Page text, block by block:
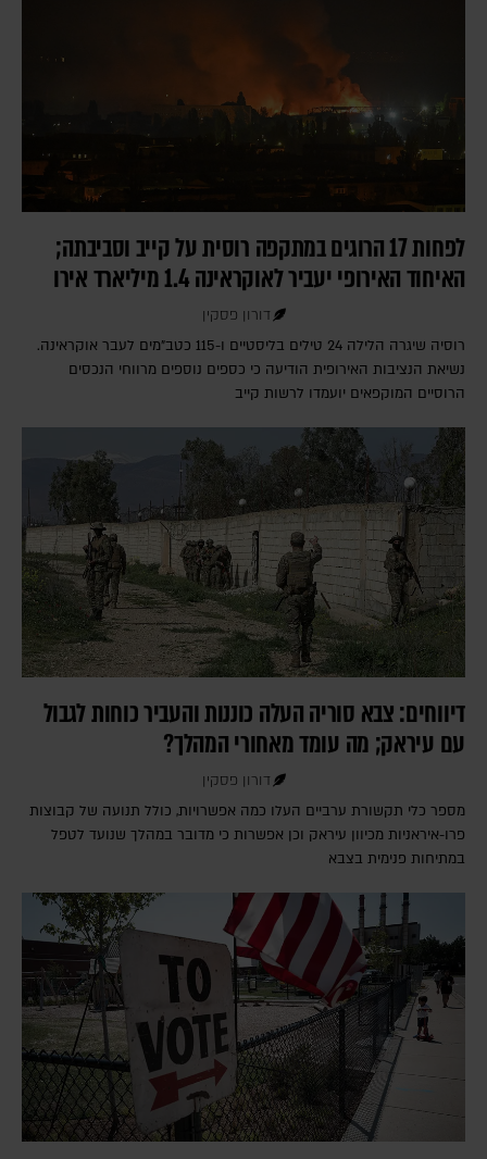
לפחות 17 הרוגים במתקפה רוסית על קייב וסביבתה;
האיחוד האירופי יעביר לאוקראינה 1.4 מיליארד אירו
דורון פסקין
רוסיה שיגרה הלילה 24 טילים בליסטיים ו-115 כטב"מים לעבר אוקראינה.
נשיאת הנציבות האירופית הודיעה כי כספים נוספים מרווחי הנכסים
הרוסיים המוקפאים יועמדו לרשות קייב
דיווחים: צבא סוריה העלה כוננות והעביר כוחות לגבול
עם עיראק; מה עומד מאחורי המהלך?
דורון פסקין
מספר כלי תקשורת ערביים העלו כמה אפשרויות, כולל תנועה של קבוצות
פרו-איראניות מכיוון עיראק וכן אפשרות כי מדובר במהלך שנועד לטפל
במתיחות פנימית בצבא